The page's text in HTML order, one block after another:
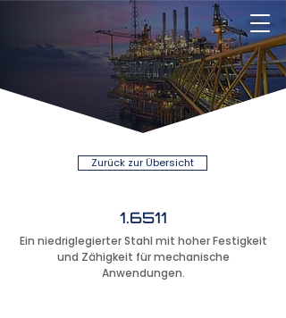
Zurück zur Übersicht
1.6511
Ein niedriglegierter Stahl mit hoher Festigkeit
und Zähigkeit für mechanische
Anwendungen.